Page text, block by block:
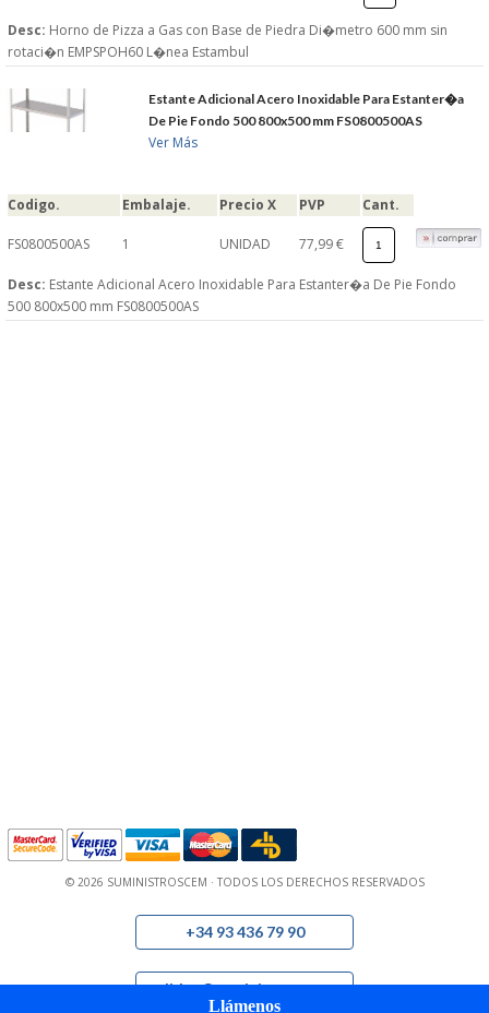
Desc: Horno de Pizza a Gas con Base de Piedra Di�metro 600 mm sin
rotaci�n EMPSPOH60 L�nea Estambul
Estante Adicional Acero Inoxidable Para Estanter�a
De Pie Fondo 500 800x500 mm FS0800500AS
Ver Más
Codigo. Embalaje. Precio X PVP Cant.
FS0800500AS 1 UNIDAD 77,99 €
Desc: Estante Adicional Acero Inoxidable Para Estanter�a De Pie Fondo
500 800x500 mm FS0800500AS
© 2026 SUMINISTROSCEM · TODOS LOS DERECHOS RESERVADOS
+34 93 436 79 90
pedidos@suministroscem.com
Llámenos